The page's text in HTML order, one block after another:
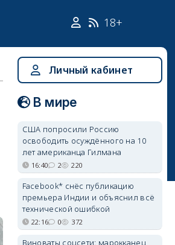
18+
Личный кабинет
В мире
США попросили Россию
освободить осуждённого на 10
лет американца Гилмана
16:40 2 220
Facebook* снёс публикацию
премьера Индии и объяснил всё
технической ошибкой
22:16 0 372
Виноваты соцсети: марокканец